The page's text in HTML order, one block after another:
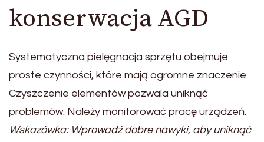
konserwacja AGD
Systematyczna pielęgnacja sprzętu obejmuje
proste czynności, które mają ogromne znaczenie.
Czyszczenie elementów pozwala uniknąć
problemów. Należy monitorować pracę urządzeń.
Wskazówka: Wprowadź dobre nawyki, aby uniknąć